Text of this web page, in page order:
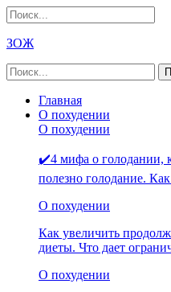
ЗОЖ
Главная
О похудении
О похудении
✔️4 мифа о голодании,
полезно голодание.
О похудении
Как увеличить
диеты. Что дает
О похудении